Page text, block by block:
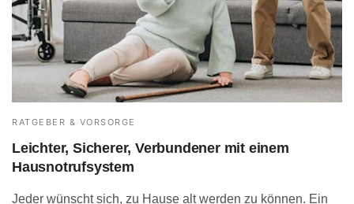
RATGEBER & VORSORGE
Leichter, Sicherer, Verbundener mit einem
Hausnotrufsystem
Jeder wünscht sich, zu Hause alt werden zu können. Ein